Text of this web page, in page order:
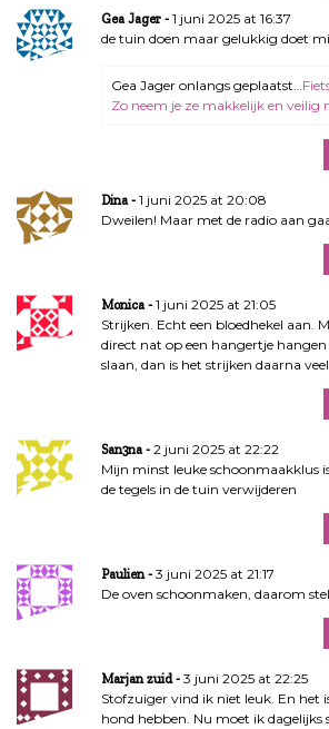
Gea Jager
1 juni 2025 at 16:37
de tuin doen maar gelukkig doet
Gea Jager onlangs geplaatst…
Zo neem je ze makkelijk en veilig
Dina
1 juni 2025 at 20:08
Dweilen! Maar met de radio aan
Monica
1 juni 2025 at 21:05
Strijken. Echt een bloedhekel aan.
direct nat op een hangertje hangen
slaan, dan is het strijken daarna
San3na
2 juni 2025 at 22:22
Mijn minst leuke schoonmaakklus
de tegels in de tuin verwijderen
Paulien
3 juni 2025 at 21:17
De oven schoonmaken, daarom
Marjan zuid
3 juni 2025 at 22:25
Stofzuiger vind ik niet leuk. En het
hond hebben. Nu moet ik dagelijks